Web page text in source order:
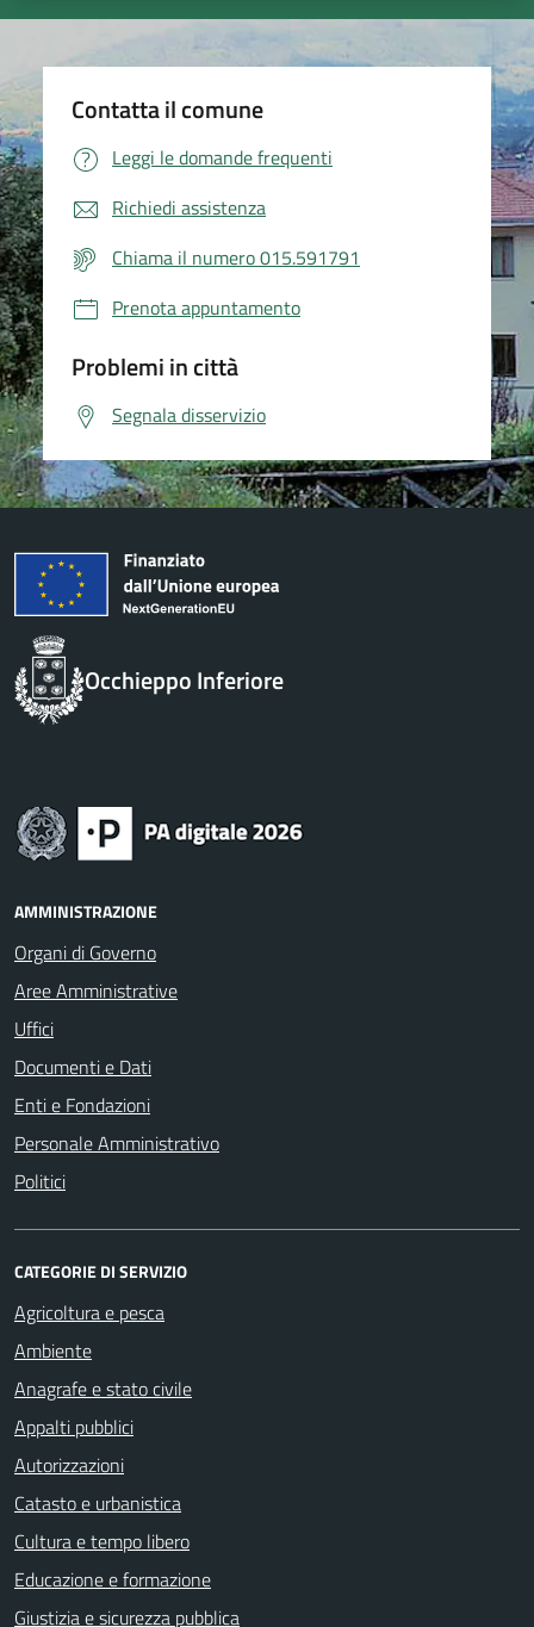
Contatta il comune
Leggi le domande frequenti
Richiedi assistenza
Chiama il numero 015.591791
Prenota appuntamento
Problemi in città
Segnala disservizio
Occhieppo Inferiore
AMMINISTRAZIONE
Organi di Governo
Aree Amministrative
Uffici
Documenti e Dati
Enti e Fondazioni
Personale Amministrativo
Politici
CATEGORIE DI SERVIZIO
Agricoltura e pesca
Ambiente
Anagrafe e stato civile
Appalti pubblici
Autorizzazioni
Catasto e urbanistica
Cultura e tempo libero
Educazione e formazione
Giustizia e sicurezza pubblica